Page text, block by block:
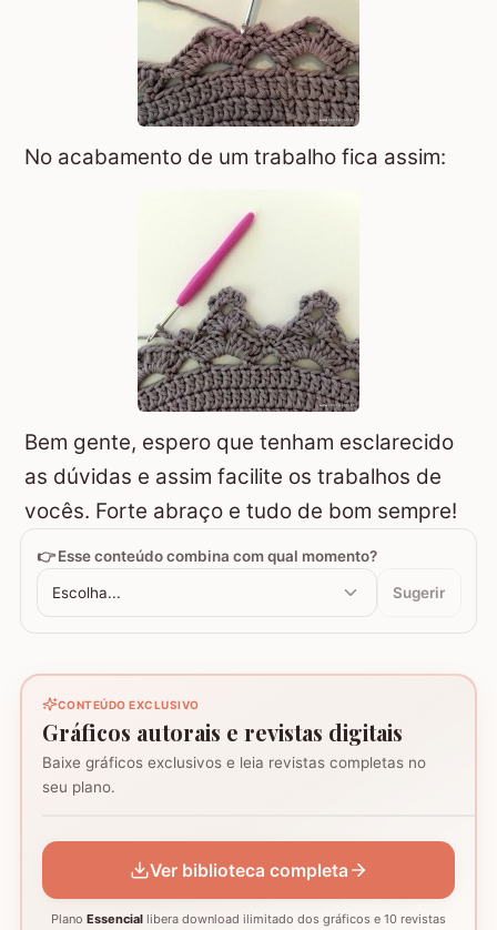
No acabamento de um trabalho fica assim:
Bem gente, espero que tenham esclarecido
as dúvidas e assim facilite os trabalhos de
vocês. Forte abraço e tudo de bom sempre!
👉 Esse conteúdo combina com qual momento?
Escolha... Sugerir
CONTEÚDO EXCLUSIVO
Gráficos autorais e revistas digitais
Baixe gráficos exclusivos e leia revistas completas no
seu plano.
Coração - Tapete
montagem
Ver biblioteca completa
Plano Essencial libera download ilimitado dos gráficos e 10 revistas